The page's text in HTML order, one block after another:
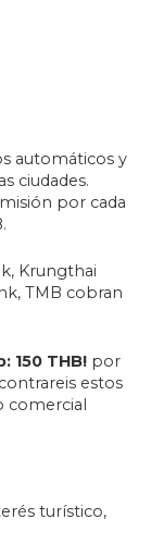
automáticos y
ciudades.
por cada
Krungthai
TMB cobran
150 THB! por
estos
comercial
turístico,